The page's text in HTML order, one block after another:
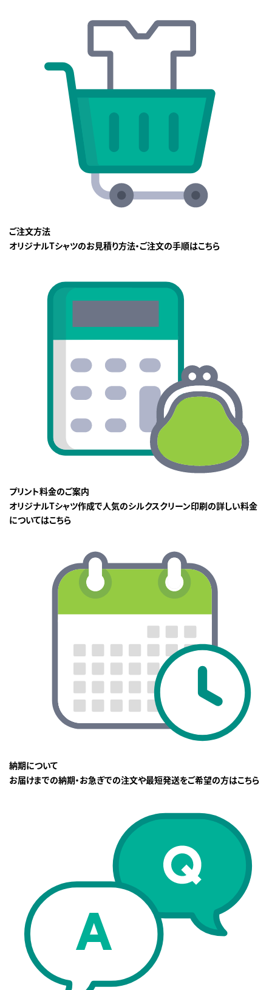
ご注文方法
オリジナルTシャツのお見積り方法・ご注文の手順はこちら
プリント料金のご案内
オリジナルTシャツ作成で人気のシルクスクリーン印刷の詳しい料金
についてはこちら
納期について
お届けまでの納期・お急ぎでの注文や最短発送をご希望の方はこちら